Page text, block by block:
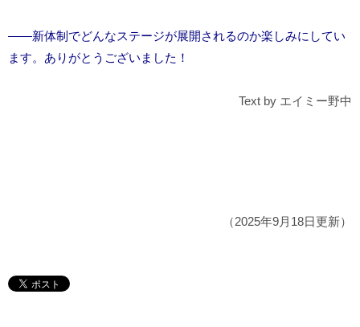
――新体制でどんなステージが展開されるのか楽しみにしてい
ます。ありがとうございました！
Text by エイミー野中
（2025年9月18日更新）